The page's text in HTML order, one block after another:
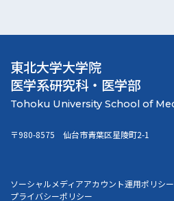
東北大学大学院
医学系研究科・医学部
〒980-8575 仙台市青葉区星陵町2-1
ソーシャルメディアアカウント運用ポリシー
プライバシーポリシー